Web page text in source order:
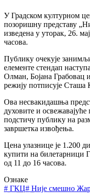
У Градском културном
позоришну представу
изведена у уторак, 26.
часова.
Публику очекује
елементе стендап
Олман, Бојана Грабовац
режију потписује Сташа
Ова несвакидашња
духовите и
подстичу публику на
завршетка извођења.
Цена улазнице је 1.200
купити на билетарници
од 11 до 16 часова.
Ознаке
# ГКЦ# Није смешно